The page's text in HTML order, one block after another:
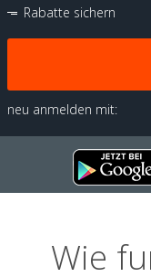
Rabatte sichern
neu anmelden mit:
Wie